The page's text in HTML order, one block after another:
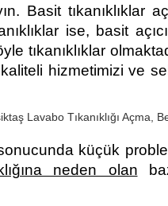
Basit tıkanıklıklar
ise, basit
tıkanıklıklar
hizmetimizi ve
küçük
neden olan